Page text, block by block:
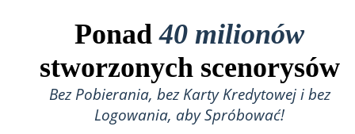
Ponad40 milionów
stworzonych scenorysów
Bez Pobierania, bez Karty Kredytowej i bez
Logowania, aby Spróbować!